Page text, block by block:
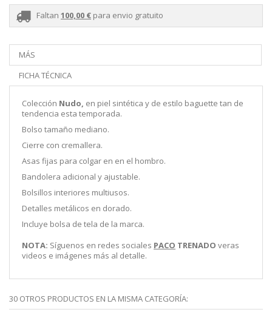
Faltan 100,00 € para envio gratuito
MÁS
FICHA TÉCNICA
Colección Nudo, en piel sintética y de estilo baguette tan de
tendencia esta temporada.
Bolso tamaño mediano.
Cierre con cremallera.
Asas fijas para colgar en en el hombro.
Bandolera adicional y ajustable.
Bolsillos interiores multiusos.
Detalles metálicos en dorado.
Incluye bolsa de tela de la marca.
NOTA: Síguenos en redes sociales PACO TRENADO veras
videos e imágenes más al detalle.
30 OTROS PRODUCTOS EN LA MISMA CATEGORÍA: